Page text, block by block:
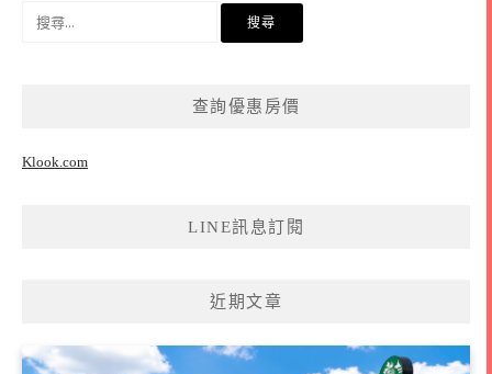
查詢優惠房價
Klook.com
LINE訊息訂閱
近期文章